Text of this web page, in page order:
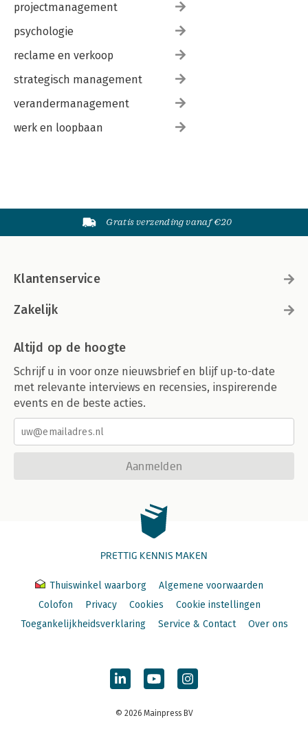
projectmanagement
psychologie
reclame en verkoop
strategisch management
verandermanagement
werk en loopbaan
Gratis verzending vanaf €20
Klantenservice
Zakelijk
Altijd op de hoogte
Schrijf u in voor onze nieuwsbrief en blijf up-to-date
met relevante interviews en recensies, inspirerende
events en de beste acties.
Aanmelden
PRETTIG KENNIS MAKEN
Thuiswinkel waarborg
Algemene voorwaarden
Colofon
Privacy Cookies
Cookie instellingen
Toegankelijkheidsverklaring
Service & Contact Over ons
© 2026 Mainpress BV